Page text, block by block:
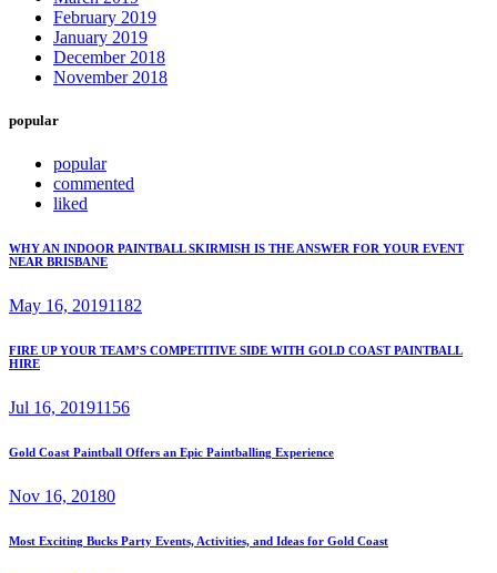
February 2019
January 2019
December 2018
November 2018
popular
popular
commented
liked
WHY AN INDOOR PAINTBALL SKIRMISH IS THE ANSWER FOR YOUR EVENT
NEAR BRISBANE
May 16, 20191182
FIRE UP YOUR TEAM’S COMPETITIVE SIDE WITH GOLD COAST PAINTBALL
HIRE
Jul 16, 20191156
Gold Coast Paintball Offers an Epic Paintballing Experience
Nov 16, 20180
Most Exciting Bucks Party Events, Activities, and Ideas for Gold Coast